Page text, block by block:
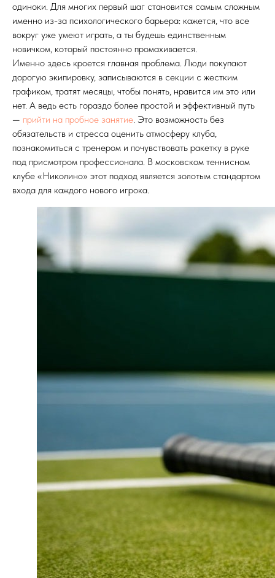
одиноки. Для многих первый шаг становится самым сложным
именно из-за психологического барьера: кажется, что все
вокруг уже умеют играть, а ты будешь единственным
новичком, который постоянно промахивается.
Именно здесь кроется главная проблема. Люди покупают
дорогую экипировку, записываются в секции с жестким
графиком, тратят месяцы, чтобы понять, нравится им это или
нет. А ведь есть гораздо более простой и эффективный путь
— прийти на пробное занятие. Это возможность без
обязательств и стресса оценить атмосферу клуба,
познакомиться с тренером и почувствовать ракетку в руке
под присмотром профессионала. В московском теннисном
клубе «Николино» этот подход является золотым стандартом
входа для каждого нового игрока.